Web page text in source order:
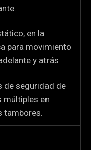
en la
para movimiento
y atrás
de seguridad de
múltiples en
tambores.